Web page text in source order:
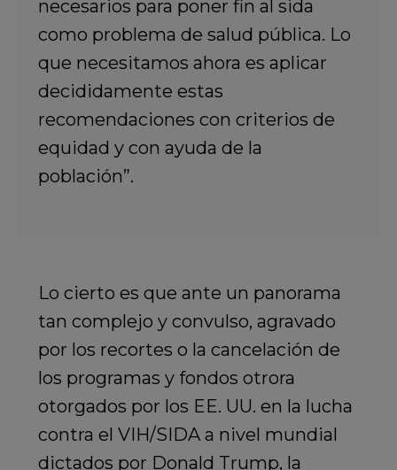
necesarios para poner fin al sida
como problema de salud pública. Lo
que necesitamos ahora es aplicar
decididamente estas
recomendaciones con criterios de
equidad y con ayuda de la
población”.
Lo cierto es que ante un panorama
tan complejo y convulso, agravado
por los recortes o la cancelación de
los programas y fondos otrora
otorgados por los EE. UU. en la lucha
contra el VIH/SIDA a nivel mundial
dictados por Donald Trump, la